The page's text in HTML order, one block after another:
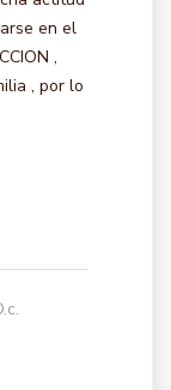
en el
,
, por lo